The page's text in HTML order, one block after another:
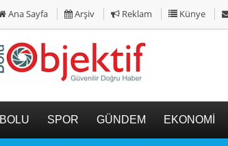
Ana Sayfa Arşiv Reklam Künye
BOLU SPOR GÜNDEM EKONOMİ